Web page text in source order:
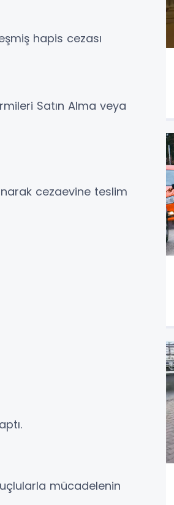
hapis cezası
Satın Alma veya
cezaevine teslim
mücadelenin